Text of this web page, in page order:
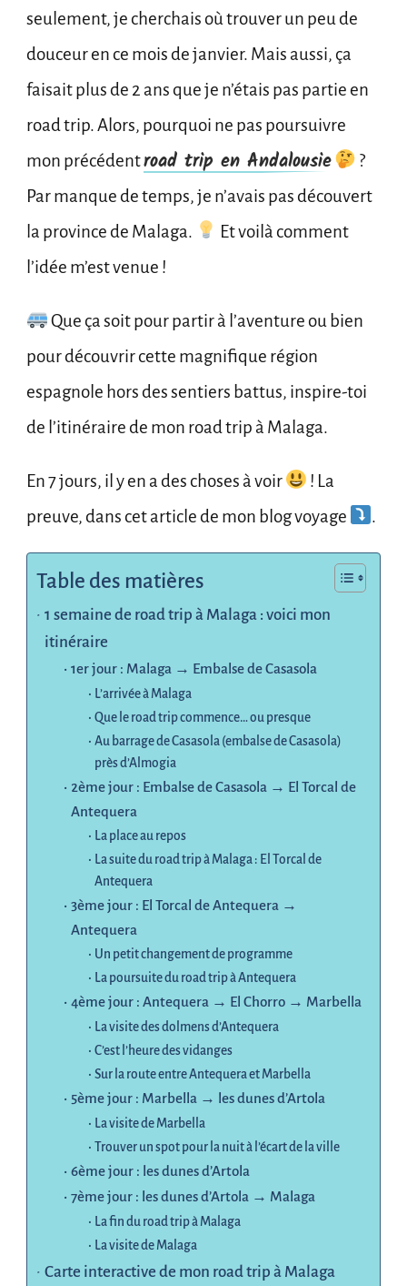
seulement, je cherchais où trouver un peu de
douceur en ce mois de janvier. Mais aussi, ça
faisait plus de 2 ans que je n’étais pas partie en
road trip. Alors, pourquoi ne pas poursuivre
mon précédentroad trip en Andalousie
?
Par manque de temps, je n’avais pas découvert
la province de Malaga.
Et voilà comment
l’idée m’est venue !
Que ça soit pour partir à l’aventure ou bien
pour découvrir cette magnifique région
espagnole hors des sentiers battus, inspire-toi
de l’itinéraire de mon road trip à Malaga.
En 7 jours, il y en a des choses à voir
! La
preuve, dans cet article de mon blog voyage
.
Table des matières
1 semaine de road trip à Malaga : voici mon
itinéraire
1er jour : Malaga → Embalse de Casasola
L’arrivée à Malaga
Que le road trip commence… ou presque
Au barrage de Casasola (embalse de Casasola)
près d’Almogia
2ème jour : Embalse de Casasola → El Torcal de
Antequera
La place au repos
La suite du road trip à Malaga : El Torcal de
Antequera
3ème jour : El Torcal de Antequera →
Antequera
Un petit changement de programme
La poursuite du road trip à Antequera
4ème jour : Antequera → El Chorro → Marbella
La visite des dolmens d’Antequera
C’est l’heure des vidanges
Sur la route entre Antequera et Marbella
5ème jour : Marbella → les dunes d’Artola
La visite de Marbella
Trouver un spot pour la nuit à l’écart de la ville
6ème jour : les dunes d’Artola
7ème jour : les dunes d’Artola → Malaga
La fin du road trip à Malaga
La visite de Malaga
Carte interactive de mon road trip à Malaga